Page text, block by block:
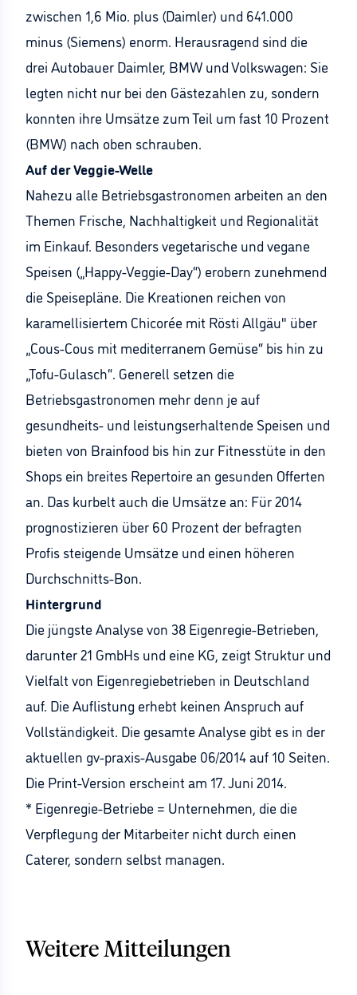
zwischen 1,6 Mio. plus (Daimler) und 641.000
minus (Siemens) enorm. Herausragend sind die
drei Autobauer Daimler, BMW und Volkswagen: Sie
legten nicht nur bei den Gästezahlen zu, sondern
konnten ihre Umsätze zum Teil um fast 10 Prozent
(BMW) nach oben schrauben.
Auf der Veggie-Welle
Nahezu alle Betriebsgastronomen arbeiten an den
Themen Frische, Nachhaltigkeit und Regionalität
im Einkauf. Besonders vegetarische und vegane
Speisen („Happy-Veggie-Day“) erobern zunehmend
die Speisepläne. Die Kreationen reichen von
karamellisiertem Chicorée mit Rösti Allgäu" über
„Cous-Cous mit mediterranem Gemüse“ bis hin zu
„Tofu-Gulasch“. Generell setzen die
Betriebsgastronomen mehr denn je auf
gesundheits- und leistungserhaltende Speisen und
bieten von Brainfood bis hin zur Fitnesstüte in den
Shops ein breites Repertoire an gesunden Offerten
an. Das kurbelt auch die Umsätze an: Für 2014
prognostizieren über 60 Prozent der befragten
Profis steigende Umsätze und einen höheren
Durchschnitts-Bon.
Hintergrund
Die jüngste Analyse von 38 Eigenregie-Betrieben,
darunter 21 GmbHs und eine KG, zeigt Struktur und
Vielfalt von Eigenregiebetrieben in Deutschland
auf. Die Auflistung erhebt keinen Anspruch auf
Vollständigkeit. Die gesamte Analyse gibt es in der
aktuellen gv-praxis-Ausgabe 06/2014 auf 10 Seiten.
Die Print-Version erscheint am 17. Juni 2014.
* Eigenregie-Betriebe = Unternehmen, die die
Verpflegung der Mitarbeiter nicht durch einen
Caterer, sondern selbst managen.
Weitere Mitteilungen